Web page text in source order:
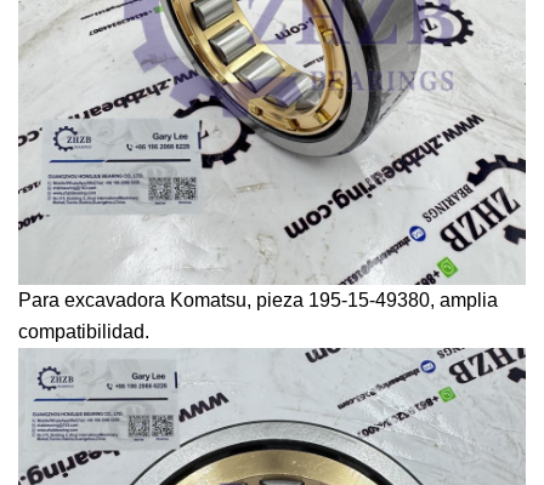
Para excavadora Komatsu, pieza 195-15-49380, amplia
compatibilidad.